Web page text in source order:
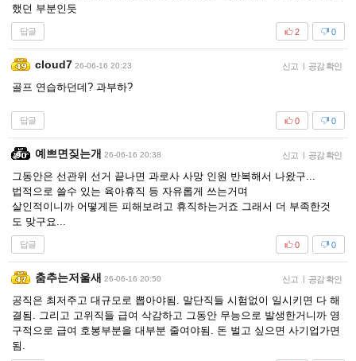
했던 부분인듯
답글 0
2
cloud7 26-06-16 20:23 신고 | 공감 확인
골프 연습하던데? 과부하?
답글 0
0
예쁘면짖는개 26-06-16 20:38 신고 | 공감 확인
그동안은 선관위 선거 끝나면 과로사 사망 인원 반복해서 나왔구...
법적으로 쓸수 있는 육아휴직 등 자유롭게 쓰는거며
살인적이니까 어떻게든 피해보려고 휴직하는거죠 그래서 더 부족한것
도 맞구요...
답글 0
0
춤추는저울새 26-06-16 20:50 신고 | 공감 확인
공직은 최저주고 대규모로 뽑아야됨. 말단직들 시험없이 일시키면 다 해
결됨. 그리고 고위직들 급여 삭감하고 그동안 무능으로 발생한거니까 영
구적으로 급여 호봉부분을 대부분 줄여야됨. 돈 벌고 싶으면 사기업가면
됨.